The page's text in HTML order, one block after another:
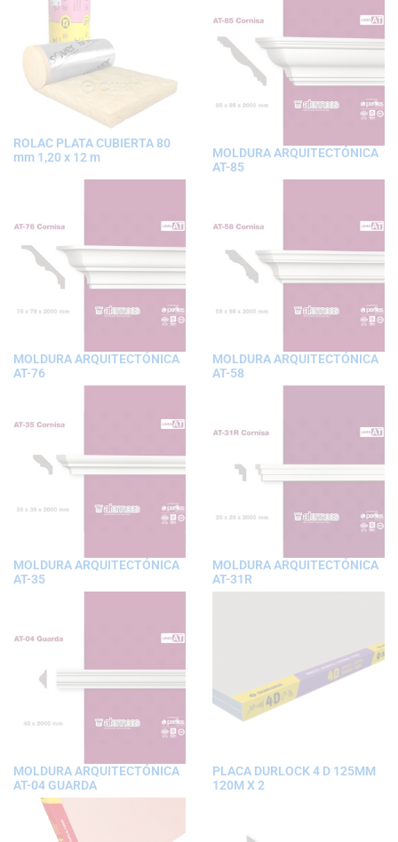
ROLAC PLATA CUBIERTA 80
mm 1,20 x 12 m
MOLDURA ARQUITECTÓNICA
AT-85
MOLDURA ARQUITECTÓNICA
AT-76
MOLDURA ARQUITECTÓNICA
AT-58
MOLDURA ARQUITECTÓNICA
AT-35
MOLDURA ARQUITECTÓNICA
AT-31R
MOLDURA ARQUITECTÓNICA
AT-04 GUARDA
PLACA DURLOCK 4 D 125MM
120M X 2